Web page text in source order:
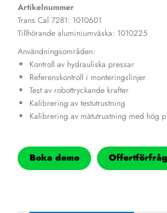
Artikelnummer
Trans Cal 7281: 1010601
Tillhörande aluminiumväska: 1010225
Användningsområden:
Kontroll av hydrauliska pressar
Referenskontroll i monteringslinjer
Test av robottryckande krafter
Kalibrering av testutrustning
Kalibrering av mätutrustning med hög
Boka demo